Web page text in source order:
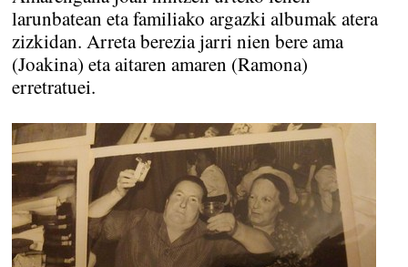
larunbatean eta familiako argazki albumak atera
zizkidan. Arreta berezia jarri nien bere ama
(Joakina) eta aitaren amaren (Ramona)
erretratuei.